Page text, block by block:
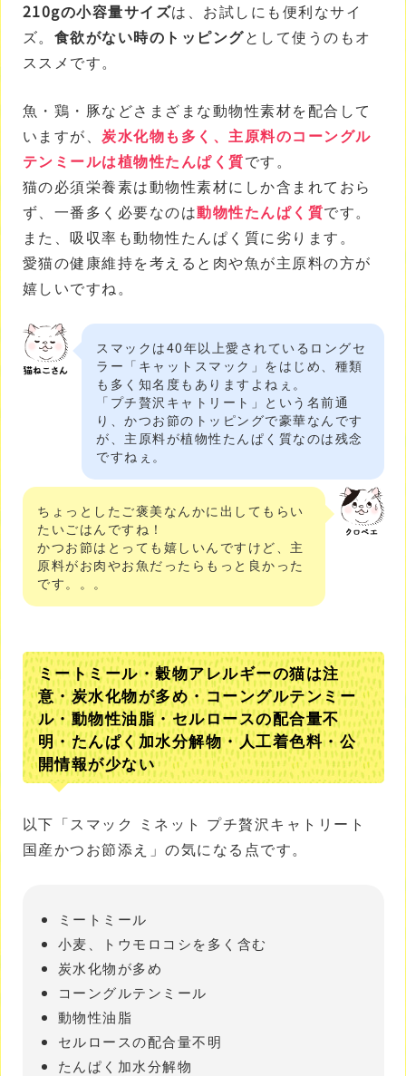
210gの小容量サイズは、お試しにも便利なサイ
ズ。 食欲がない時のトッピングとして使うのもオ
ススメです。
魚・鶏・豚などさまざまな動物性素材を配合して
いますが、 炭水化物も多く、主原料のコーングル
テンミールは植物性たんぱく質です。
猫の必須栄養素は動物性素材にしか含まれておら
ず、一番多く必要なのは動物性たんぱく質です。
また、吸収率も動物性たんぱく質に劣ります。
愛猫の健康維持を考えると肉や魚が主原料の方が
嬉しいですね。
スマックは40年以上愛されているロングセ
ラー「キャットスマック」をはじめ、種類
も多く知名度もありますよねぇ。
「プチ贅沢キャトリート」という名前通
り、かつお節のトッピングで豪華なんです
が、主原料が植物性たんぱく質なのは残念
ですねぇ。
ちょっとしたご褒美なんかに出してもらい
たいごはんですね！
かつお節はとっても嬉しいんですけど、主
原料がお肉やお魚だったらもっと良かった
です。。。
ミートミール・穀物アレルギーの猫は注
意・炭水化物が多め・コーングルテンミー
ル・動物性油脂・セルロースの配合量不
明・たんぱく加水分解物・人工着色料・公
開情報が少ない
以下「スマック ミネット プチ贅沢キャトリート
国産かつお節添え」の気になる点です。
ミートミール
小麦、トウモロコシを多く含む
炭水化物が多め
コーングルテンミール
動物性油脂
セルロースの配合量不明
たんぱく加水分解物